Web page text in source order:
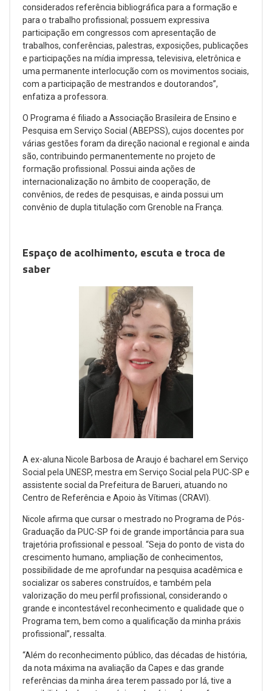
considerados referência bibliográfica para a formação e
para o trabalho profissional; possuem expressiva
participação em congressos com apresentação de
trabalhos, conferências, palestras, exposições, publicações
e participações na mídia impressa, televisiva, eletrônica e
uma permanente interlocução com os movimentos sociais,
com a participação de mestrandos e doutorandos”,
enfatiza a professora.
O Programa é filiado a Associação Brasileira de Ensino e
Pesquisa em Serviço Social (ABEPSS), cujos docentes por
várias gestões foram da direção nacional e regional e ainda
são, contribuindo permanentemente no projeto de
formação profissional. Possui ainda ações de
internacionalização no âmbito de cooperação, de
convênios, de redes de pesquisas, e ainda possui um
convênio de dupla titulação com Grenoble na França.
Espaço de acolhimento, escuta e troca de
saber
A ex-aluna Nicole Barbosa de Araujo é bacharel em Serviço
Social pela UNESP, mestra em Serviço Social pela PUC-SP e
assistente social da Prefeitura de Barueri, atuando no
Centro de Referência e Apoio às Vítimas (CRAVI).
Nicole afirma que cursar o mestrado no Programa de Pós-
Graduação da PUC-SP foi de grande importância para sua
trajetória profissional e pessoal. “Seja do ponto de vista do
crescimento humano, ampliação de conhecimentos,
possibilidade de me aprofundar na pesquisa acadêmica e
socializar os saberes construídos, e também pela
valorização do meu perfil profissional, considerando o
grande e incontestável reconhecimento e qualidade que o
Programa tem, bem como a qualificação da minha práxis
profissional”, ressalta.
“Além do reconhecimento público, das décadas de história,
da nota máxima na avaliação da Capes e das grande
referências da minha área terem passado por lá, tive a